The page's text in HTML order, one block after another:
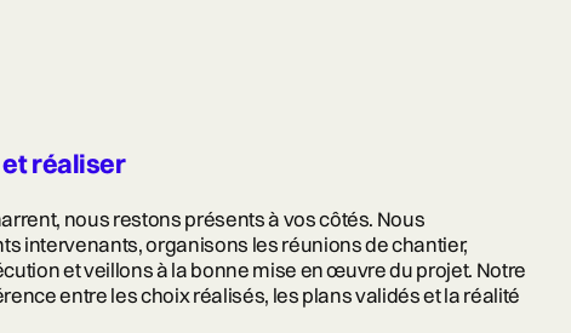
réaliser
nous restons présents à vos côtés. Nous
intervenants, organisons les réunions de chantier,
et veillons à la bonne mise en œuvre du projet. Notre
entre les choix réalisés, les plans validés et la réalité